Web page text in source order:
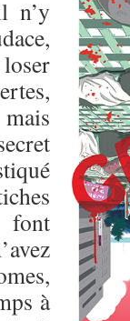
n’y
font
à